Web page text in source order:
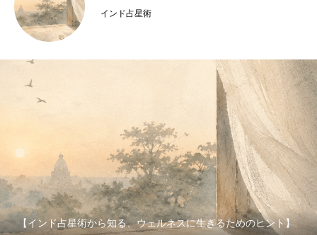
インド占星術
【インド占星術から知る、ウェルネスに生きるためのヒント】